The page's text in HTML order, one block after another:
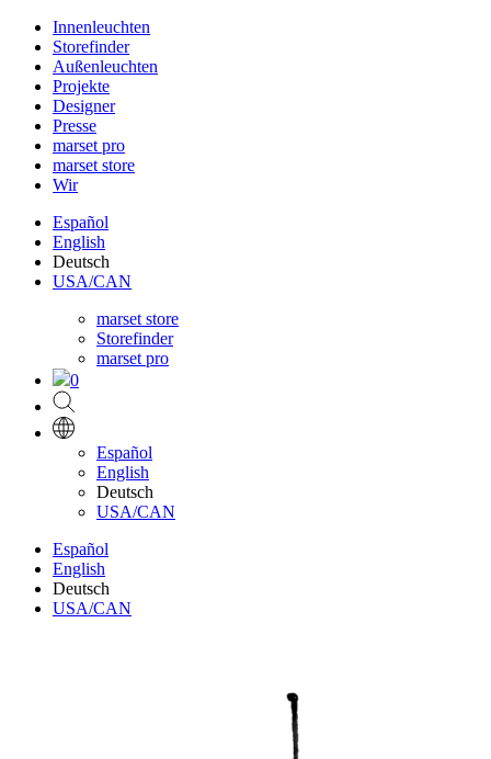
Innenleuchten
Storefinder
Außenleuchten
Projekte
Designer
Presse
marset pro
marset store
Wir
Español
English
Deutsch
USA/CAN
marset store
Storefinder
marset pro
0
Español
English
Deutsch
USA/CAN
Español
English
Deutsch
USA/CAN